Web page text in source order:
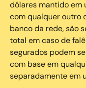
dólares mantido em
com qualquer outro
banco da rede, são
total em caso de
segurados podem
com base em
separadamente em